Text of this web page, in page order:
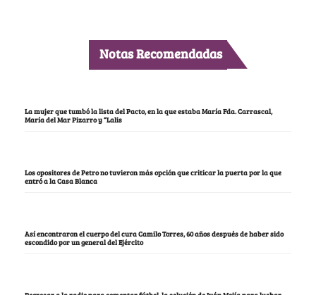
Notas Recomendadas
La mujer que tumbó la lista del Pacto, en la que estaba María Fda. Carrascal,
María del Mar Pizarro y “Lalis
Los opositores de Petro no tuvieron más opción que criticar la puerta por la que
entró a la Casa Blanca
Así encontraron el cuerpo del cura Camilo Torres, 60 años después de haber sido
escondido por un general del Ejército